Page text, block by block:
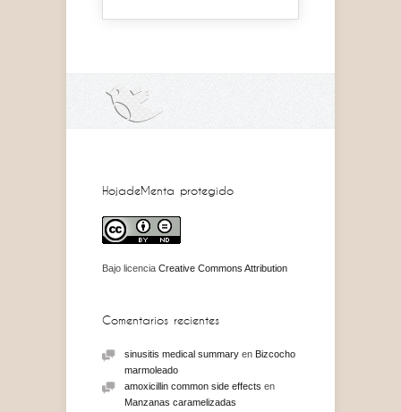
HojadeMenta protegido
Bajo licencia Creative Commons Attribution
Comentarios recientes
sinusitis medical summary en Bizcocho
marmoleado
amoxicillin common side effects en
Manzanas caramelizadas